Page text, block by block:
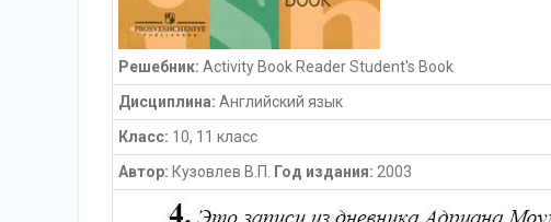
Решебник: Activity Book Reader Student's Book
Дисциплина: Английский язык
Класс: 10, 11 класс
Автор: Кузовлев В.П. Год издания: 2003